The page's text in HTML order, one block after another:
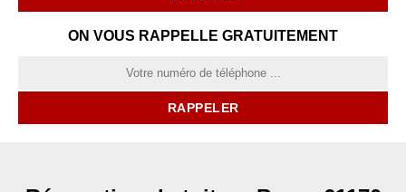
ON VOUS RAPPELLE GRATUITEMENT